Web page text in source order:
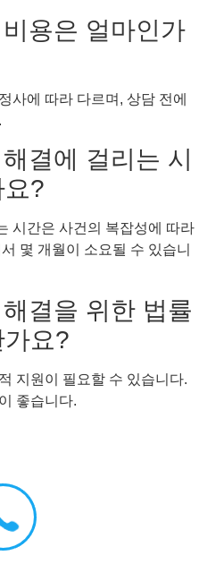
용은 얼마인가
사에 따라 다르며, 상담 전에
결에 걸리는 시
?
시간은 사건의 복잡성에 따라
몇 개월이 소요될 수 있습니
결을 위한 법률
요?
지원이 필요할 수 있습니다.
좋습니다.